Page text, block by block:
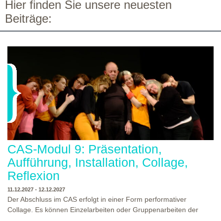
Hier finden Sie unsere neuesten
Beiträge:
CAS-Modul 9: Präsentation,
Aufführung, Installation, Collage,
Reflexion
11.12.2027 - 12.12.2027
Der Abschluss im CAS erfolgt in einer Form performativer
Collage. Es können Einzelarbeiten oder Gruppenarbeiten der